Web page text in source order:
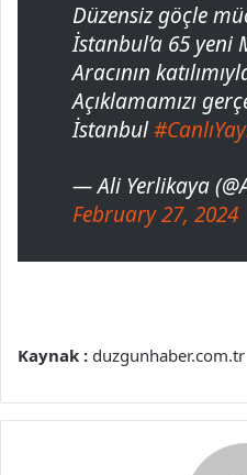
Düzensiz göçle
İstanbul’a 65 yeni
Aracının
Açıklamamızı
İstanbul
— Ali Yerlikaya
February 27, 2024
Kaynak : duzgunhaber.com.tr